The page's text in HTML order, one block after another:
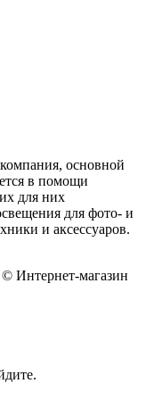
основной
в помощи
для них
для фото- и
и аксессуаров.
© Интернет-магазин